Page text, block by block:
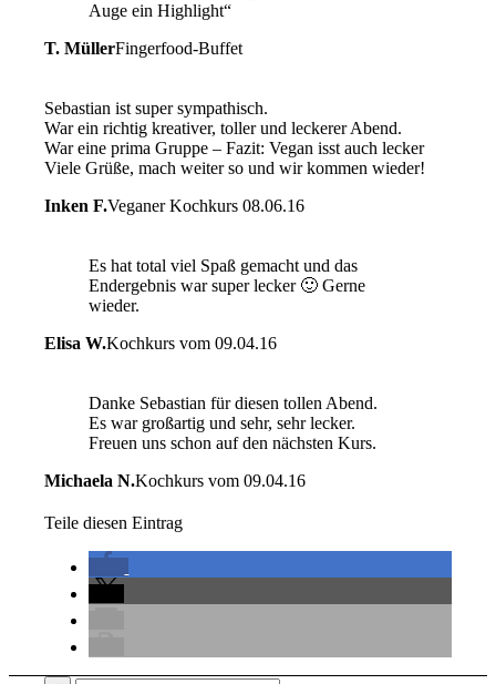
Auge ein Highlight“
T. MüllerFingerfood-Buffet
Sebastian ist super sympathisch.
War ein richtig kreativer, toller und leckerer Abend.
War eine prima Gruppe – Fazit: Vegan isst auch lecker
Viele Grüße, mach weiter so und wir kommen wieder!
Inken F.Veganer Kochkurs 08.06.16
Es hat total viel Spaß gemacht und das
Endergebnis war super lecker 🙂 Gerne
wieder.
Elisa W.Kochkurs vom 09.04.16
Danke Sebastian für diesen tollen Abend.
Es war großartig und sehr, sehr lecker.
Freuen uns schon auf den nächsten Kurs.
Michaela N.Kochkurs vom 09.04.16
Teile diesen Eintrag